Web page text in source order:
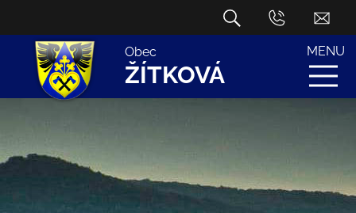
Obec
ŽÍTKOVÁ
MENU